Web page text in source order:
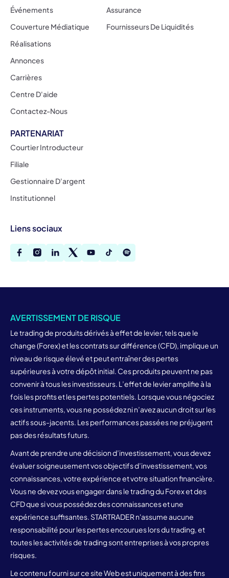
Événements
Couverture Médiatique
Réalisations
Annonces
Carrières
Centre D'aide
Contactez-Nous
Assurance
Fournisseurs De Liquidités
PARTENARIAT
Courtier Introducteur
Filiale
Gestionnaire D'argent
Institutionnel
Liens sociaux
AVERTISSEMENT DE RISQUE
Le trading de produits dérivés à effet de levier, tels que le
change (Forex) et les contrats sur différence (CFD), implique un
niveau de risque élevé et peut entraîner des pertes
supérieures à votre dépôt initial. Ces produits peuvent ne pas
convenir à tous les investisseurs. L’effet de levier amplifie à la
fois les profits et les pertes potentiels. Lorsque vous négociez
ces instruments, vous ne possédez ni n’avez aucun droit sur les
actifs sous-jacents. Les performances passées ne préjugent
pas des résultats futurs.
Avant de prendre une décision d’investissement, vous devez
évaluer soigneusement vos objectifs d’investissement, vos
connaissances, votre expérience et votre situation financière.
Vous ne devez vous engager dans le trading du Forex et des
CFD que si vous possédez des connaissances et une
expérience suffisantes. STARTRADER n'assume aucune
responsabilité pour les pertes encourues lors du trading, et
toutes les activités de trading sont entreprises à vos propres
risques.
Le contenu fourni sur ce site Web est uniquement à des fins